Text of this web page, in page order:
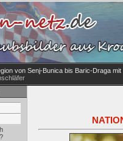
von Senj-Bunica bis Baric-Draga mit